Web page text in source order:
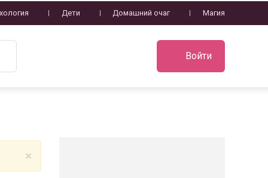
Дети Домашний очаг Магия
Войти
×